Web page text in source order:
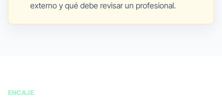
externo y qué debe revisar un profesional.
ENCAJE